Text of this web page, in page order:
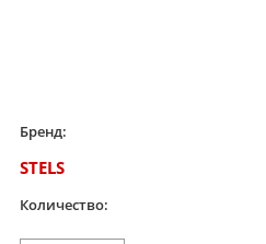
Бренд:
STELS
Количество: